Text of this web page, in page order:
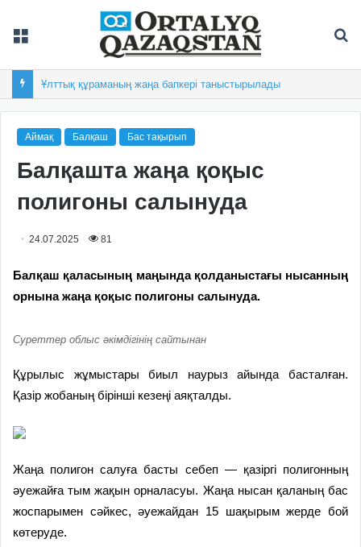
Ұлттық құраманың жаңа бапкері таныстырылады
Аймақ Балқаш Бас тақырып
Балқашта жаңа қоқыс
полигоны салынуда
24.07.2025 81
Балқаш қаласының маңында қолданыстағы нысанның
орнына жаңа қоқыс полигоны салынуда.
Суреттер облыс әкімдігінің сайтынан
Құрылыс жұмыстары биыл наурыз айында басталған.
Қазір жобаның бірінші кезеңі аяқталды.
Жаңа полигон салуға басты себеп — қазіргі полигонның
әуежайға тым жақын орналасуы. Жаңа нысан қаланың бас
жоспарымен сәйкес, әуежайдан 15 шақырым жерде бой
көтеруде.